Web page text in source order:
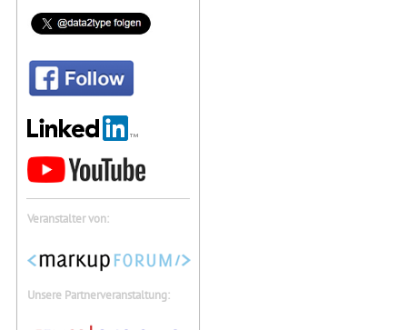
Veranstalter von:
Unsere Partnerveranstaltung: